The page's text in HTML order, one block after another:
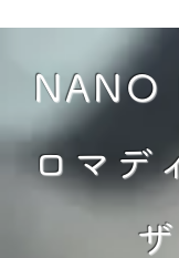
NANO
ロマデ